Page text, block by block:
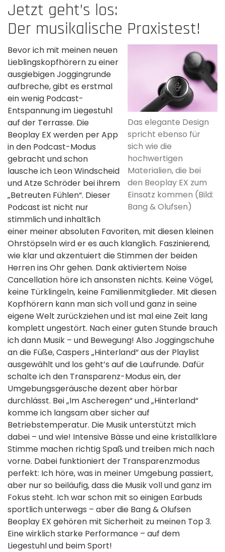
Jetzt geht’s los:
Der musikalische Praxistest!
Das elegante Design
spricht ebenso für
sich wie die
hochwertigen
Materialien, die bei
den Beoplay EX zum
Einsatz kommen (Bild:
Bang & Olufsen)
Bevor ich mit meinen neuen
Lieblingskopfhörern zu einer
ausgiebigen Joggingrunde
aufbreche, gibt es erstmal
ein wenig Podcast-
Entspannung im Liegestuhl
auf der Terrasse. Die
Beoplay EX werden per App
in den Podcast-Modus
gebracht und schon
lausche ich Leon Windscheid
und Atze Schröder bei ihrem
„Betreuten Fühlen“. Dieser
Podcast ist nicht nur
stimmlich und inhaltlich
einer meiner absoluten Favoriten, mit diesen kleinen
Ohrstöpseln wird er es auch klanglich. Faszinierend,
wie klar und akzentuiert die Stimmen der beiden
Herren ins Ohr gehen. Dank aktiviertem Noise
Cancellation höre ich ansonsten nichts. Keine Vögel,
keine Türklingeln, keine Familienmitglieder. Mit diesen
Kopfhörern kann man sich voll und ganz in seine
eigene Welt zurückziehen und ist mal eine Zeit lang
komplett ungestört. Nach einer guten Stunde brauch
ich dann Musik – und Bewegung! Also Joggingschuhe
an die Füße, Caspers „Hinterland“ aus der Playlist
ausgewählt und los geht’s auf die Laufrunde. Dafür
schalte ich den Transparenz-Modus ein, der
Umgebungsgeräusche dezent aber hörbar
durchlässt. Bei „Im Ascheregen“ und „Hinterland“
komme ich langsam aber sicher auf
Betriebstemperatur. Die Musik unterstützt mich
dabei – und wie! Intensive Bässe und eine kristallklare
Stimme machen richtig Spaß und treiben mich nach
vorne. Dabei funktioniert der Transparenzmodus
perfekt: Ich höre, was in meiner Umgebung passiert,
aber nur so beiläufig, dass die Musik voll und ganz im
Fokus steht. Ich war schon mit so einigen Earbuds
sportlich unterwegs – aber die Bang & Olufsen
Beoplay EX gehören mit Sicherheit zu meinen Top 3.
Eine wirklich starke Performance – auf dem
Liegestuhl und beim Sport!